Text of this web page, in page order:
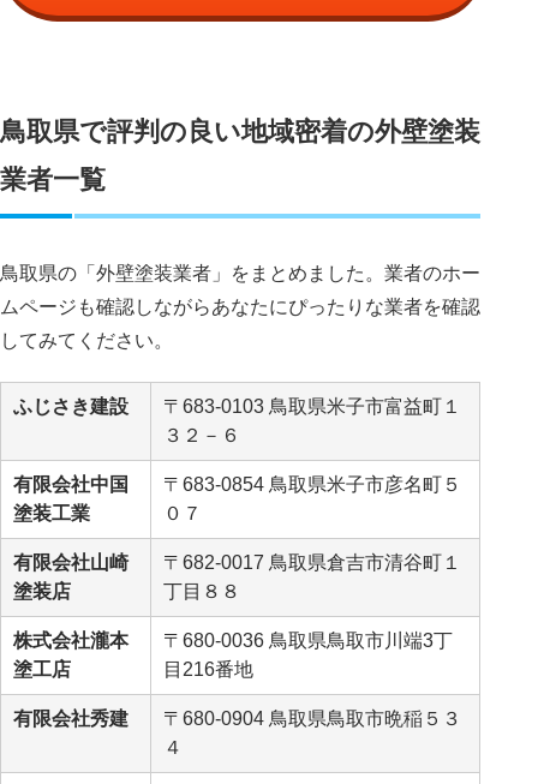
鳥取県で評判の良い地域密着の外壁塗装
業者一覧
鳥取県の「外壁塗装業者」をまとめました。業者のホー
ムページも確認しながらあなたにぴったりな業者を確認
してみてください。
ふじさき建設
〒683-0103 鳥取県米子市富益町１
３２－６
有限会社中国
塗装工業
〒683-0854 鳥取県米子市彦名町５
０７
有限会社山崎
塗装店
〒682-0017 鳥取県倉吉市清谷町１
丁目８８
株式会社瀧本
塗工店
〒680-0036 鳥取県鳥取市川端3丁
目216番地
有限会社秀建
〒680-0904 鳥取県鳥取市晩稲５３
４